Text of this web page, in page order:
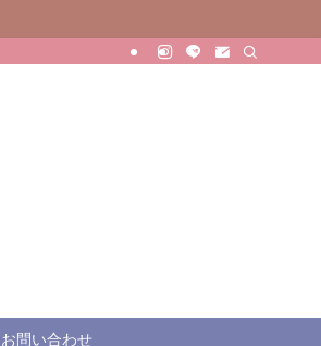
お問い合わせ